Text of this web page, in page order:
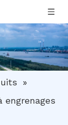
»
engrenages